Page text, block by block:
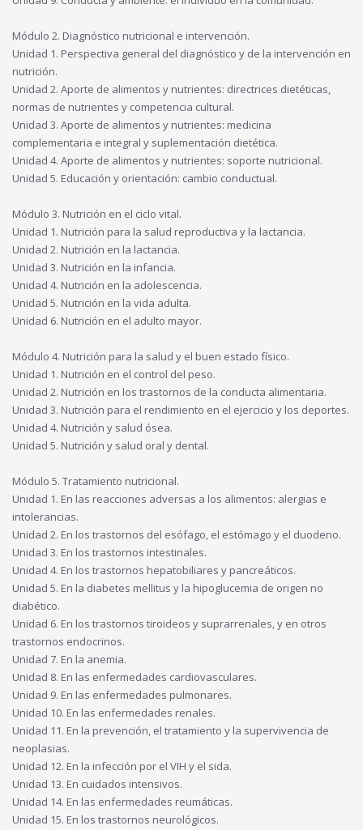
Módulo 2. Diagnóstico nutricional e intervención.
Unidad 1. Perspectiva general del diagnóstico y de la intervención en
nutrición.
Unidad 2. Aporte de alimentos y nutrientes: directrices dietéticas,
normas de nutrientes y competencia cultural.
Unidad 3. Aporte de alimentos y nutrientes: medicina
complementaria e integral y suplementación dietética.
Unidad 4. Aporte de alimentos y nutrientes: soporte nutricional.
Unidad 5. Educación y orientación: cambio conductual.
Módulo 3. Nutrición en el ciclo vital.
Unidad 1. Nutrición para la salud reproductiva y la lactancia.
Unidad 2. Nutrición en la lactancia.
Unidad 3. Nutrición en la infancia.
Unidad 4. Nutrición en la adolescencia.
Unidad 5. Nutrición en la vida adulta.
Unidad 6. Nutrición en el adulto mayor.
Módulo 4. Nutrición para la salud y el buen estado físico.
Unidad 1. Nutrición en el control del peso.
Unidad 2. Nutrición en los trastornos de la conducta alimentaria.
Unidad 3. Nutrición para el rendimiento en el ejercicio y los deportes.
Unidad 4. Nutrición y salud ósea.
Unidad 5. Nutrición y salud oral y dental.
Módulo 5. Tratamiento nutricional.
Unidad 1. En las reacciones adversas a los alimentos: alergias e
intolerancias.
Unidad 2. En los trastornos del esófago, el estómago y el duodeno.
Unidad 3. En los trastornos intestinales.
Unidad 4. En los trastornos hepatobiliares y pancreáticos.
Unidad 5. En la diabetes mellitus y la hipoglucemia de origen no
diabético.
Unidad 6. En los trastornos tiroideos y suprarrenales, y en otros
trastornos endocrinos.
Unidad 7. En la anemia.
Unidad 8. En las enfermedades cardiovasculares.
Unidad 9. En las enfermedades pulmonares.
Unidad 10. En las enfermedades renales.
Unidad 11. En la prevención, el tratamiento y la supervivencia de
neoplasias.
Unidad 12. En la infección por el VIH y el sida.
Unidad 13. En cuidados intensivos.
Unidad 14. En las enfermedades reumáticas.
Unidad 15. En los trastornos neurológicos.